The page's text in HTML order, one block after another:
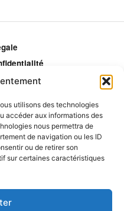
utilisons des technologies
accéder aux informations des
nous permettra de
de navigation ou les ID
ou de retirer son
sur certaines caractéristiques
nous?